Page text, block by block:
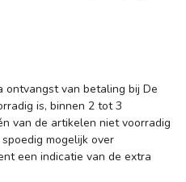
van betaling bij De
is, binnen 2 tot 3
van de artikelen niet voorradig
mogelijk over
een indicatie van de extra